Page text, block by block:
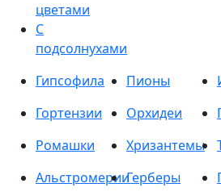
цветами
С
подсолнухами
Гипсофила
Пионы
Гортензии
Орхидеи
Ромашки
Хризантемы
АльстромерииГерберы